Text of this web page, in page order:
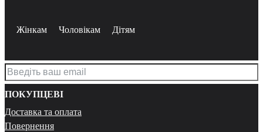
Жінкам Чоловікам Дітям
ПОКУПЦЕВІ
Доставка та оплата
Повернення